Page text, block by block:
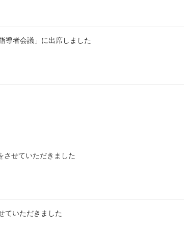
導者会議」に出席しました
させていただきました
ていただきました